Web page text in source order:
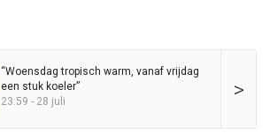
>
“Woensdag tropisch warm, vanaf vrijdag
een stuk koeler”
23:59 - 28 juli